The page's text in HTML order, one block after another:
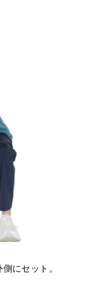
にセット。